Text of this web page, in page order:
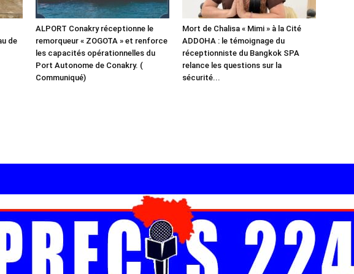
de
ALPORT Conakry réceptionne le
remorqueur « ZOGOTA » et renforce
les capacités opérationnelles du
Port Autonome de Conakry. (
Communiqué)
Mort de Chalisa « Mimi » à la Cité
ADDOHA : le témoignage du
réceptionniste du Bangkok SPA
relance les questions sur la
sécurité...